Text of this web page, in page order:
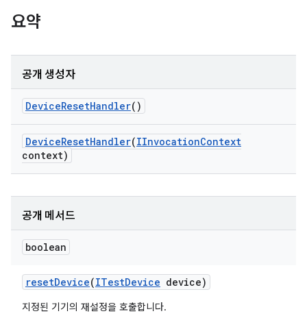
요약
공개 생성자
DeviceResetHandler()
DeviceResetHandler(IInvocationContext
context)
공개 메서드
boolean
resetDevice(ITestDevice device)
지정된 기기의 재설정을 호출합니다.